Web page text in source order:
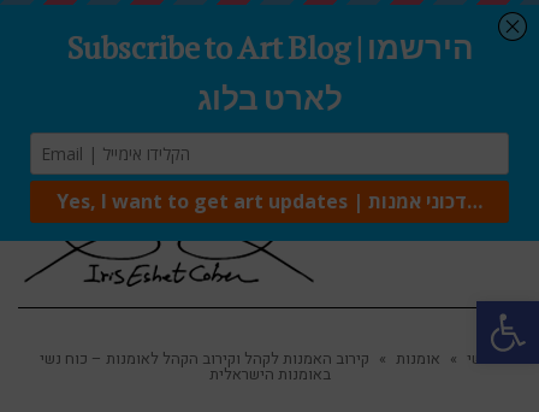
ראשי » אומנות » קירוב האמנות לקהל וקירוב הקהל לאומנות – כוח נשי
באומנות הישראלית